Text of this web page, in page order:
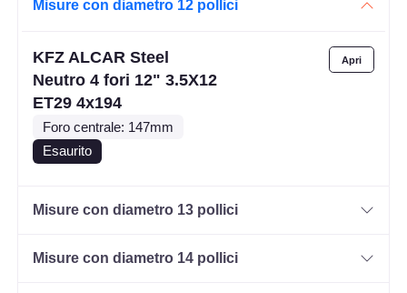
Misure con diametro 12 pollici
KFZ ALCAR Steel
Neutro 4 fori 12" 3.5X12
ET29 4x194
Foro centrale: 147mm
Esaurito
Misure con diametro 13 pollici
Misure con diametro 14 pollici